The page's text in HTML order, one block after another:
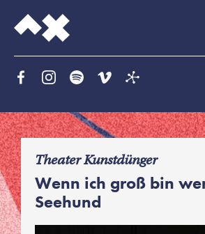
f
Theater Kunstdünger
Wenn ich groß bin
Seehund